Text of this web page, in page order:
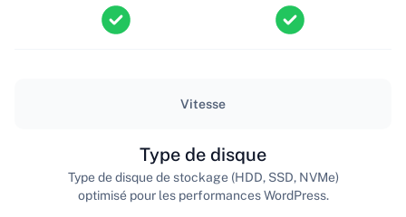
Vitesse
Type de disque
Type de disque de stockage (HDD, SSD, NVMe)
optimisé pour les performances WordPress.